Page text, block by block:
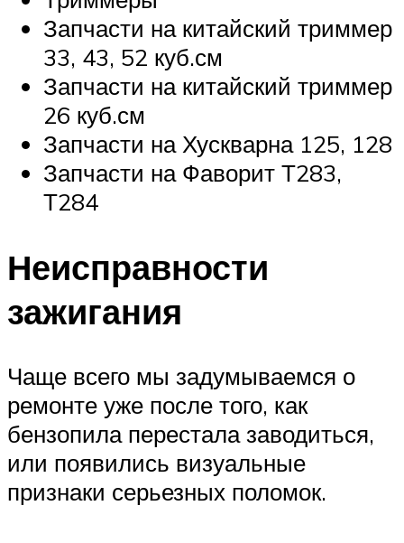
Запчасти на китайский триммер
33, 43, 52 куб.см
Запчасти на китайский триммер
26 куб.см
Запчасти на Хускварна 125, 128
Запчасти на Фаворит Т283,
Т284
Неисправности
зажигания
Чаще всего мы задумываемся о
ремонте уже после того, как
бензопила перестала заводиться,
или появились визуальные
признаки серьезных поломок.